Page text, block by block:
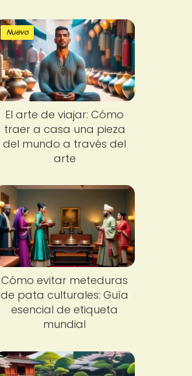
Nuevo
El arte de viajar: Cómo
traer a casa una pieza
del mundo a través del
arte
Cómo evitar meteduras
de pata culturales: Guía
esencial de etiqueta
mundial